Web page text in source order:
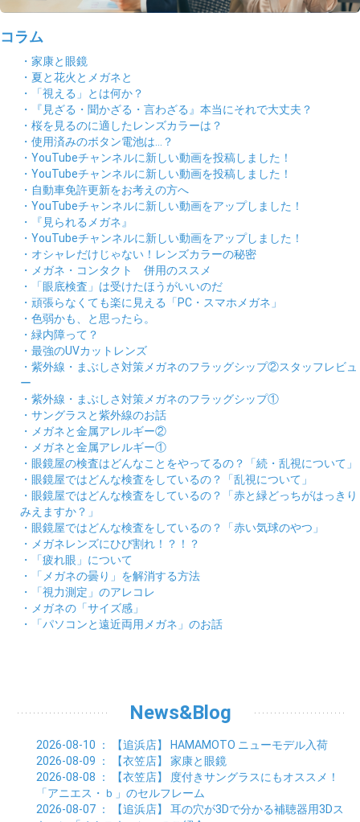
コラム
・家康と眼鏡
・夏と花火とメガネと
・「視える」とは何か？
・『見ざる・聞かざる・言わざる』本当にそれで大丈夫？
・桜を見るのに適したレンズカラーは？
・使用済みのボタン電池は…？
・YouTubeチャンネルに新しい動画を投稿しました！
・YouTubeチャンネルに新しい動画を投稿しました！
・自動車免許更新をお考えの方へ
・YouTubeチャンネルに新しい動画をアップしました！
・『見られるメガネ』
・YouTubeチャンネルに新しい動画をアップしました！
・オシャレだけじゃない！レンズカラーの秘密
・メガネ・コンタクト 併用のススメ
・「眼底検査」は受けたほうがいいのだ
・頑張らなくても楽に見える「PC・スマホメガネ」
・色弱かも、と思ったら。
・緑内障って？
・最強のUVカットレンズ
・紫外線・まぶしさ対策メガネのフラッグシップ②スタッフレビュ
ー
・紫外線・まぶしさ対策メガネのフラッグシップ①
・サングラスと紫外線のお話
・メガネと金属アレルギー②
・メガネと金属アレルギー①
・眼鏡屋の検査はどんなことをやってるの？「続・乱視について」
・眼鏡屋ではどんな検査をしているの？「乱視について」
・眼鏡屋ではどんな検査をしているの？「赤と緑どっちがはっきり
みえますか？」
・眼鏡屋ではどんな検査をしているの？「赤い気球のやつ」
・メガネレンズにひび割れ！？！？
・「疲れ眼」について
・「メガネの曇り」を解消する方法
・「視力測定」のアレコレ
・メガネの「サイズ感」
・「パソコンと遠近両用メガネ」のお話
News&Blog
2026-08-10 ： 【追浜店】
HAMAMOTO ニューモデル入荷
2026-08-09 ： 【衣笠店】 家康と眼鏡
2026-08-08 ： 【衣笠店】
度付きサングラスにもオススメ！
「アニエス・ｂ」のセルフレーム
2026-08-07 ： 【追浜店】 耳の穴が3Dで分かる補聴器用3Dス